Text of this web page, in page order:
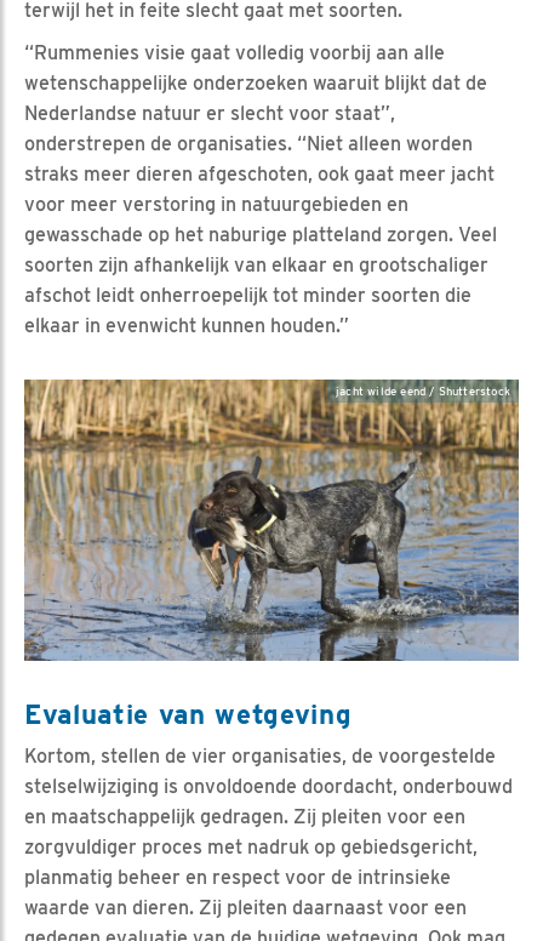
terwijl het in feite slecht gaat met soorten.
“Rummenies visie gaat volledig voorbij aan alle
wetenschappelijke onderzoeken waaruit blijkt dat de
Nederlandse natuur er slecht voor staat”,
onderstrepen de organisaties. “Niet alleen worden
straks meer dieren afgeschoten, ook gaat meer jacht
voor meer verstoring in natuurgebieden en
gewasschade op het naburige platteland zorgen. Veel
soorten zijn afhankelijk van elkaar en grootschaliger
afschot leidt onherroepelijk tot minder soorten die
elkaar in evenwicht kunnen houden.”
jacht wilde eend / Shutterstock
Evaluatie van wetgeving
Kortom, stellen de vier organisaties, de voorgestelde
stelselwijziging is onvoldoende doordacht, onderbouwd
en maatschappelijk gedragen. Zij pleiten voor een
zorgvuldiger proces met nadruk op gebiedsgericht,
planmatig beheer en respect voor de intrinsieke
waarde van dieren. Zij pleiten daarnaast voor een